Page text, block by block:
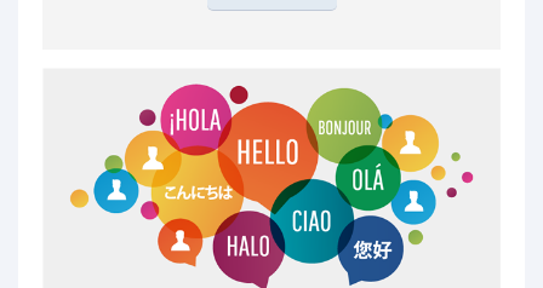
compétition ! Evidemment pour le MR, la pratique du
sportives adéquates et adaptées ! Notre programme
est clair : promouvoir l’activité physique par les cours
de gymnastique dans nos écoles et encourager le
sport à tout niveau par les…